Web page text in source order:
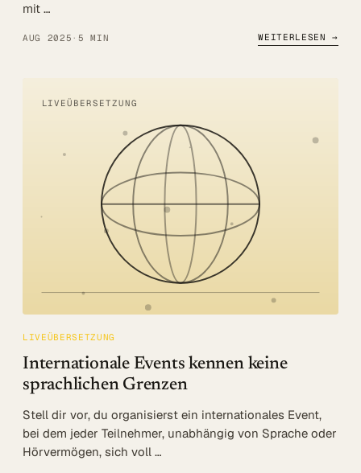
mit …
AUG 2025 · 5 MIN WEITERLESEN →
LIVEÜBERSETZUNG
LIVEÜBERSETZUNG
Internationale Events kennen keine
sprachlichen Grenzen
Stell dir vor, du organisierst ein internationales Event,
bei dem jeder Teilnehmer, unabhängig von Sprache oder
Hörvermögen, sich voll …